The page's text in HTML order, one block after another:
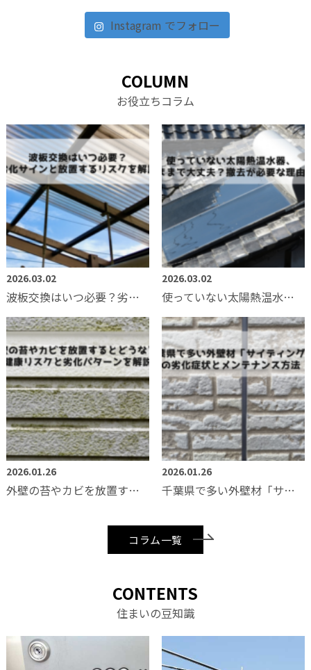
Instagram でフォロー
COLUMN
お役立ちコラム
2026.03.02
波板交換はいつ必要？劣化サインと放置するリスクを解説
2026.03.02
使っていない太陽熱温水器、そのままで大丈夫？撤去が必要な理由とは
2026.01.26
外壁の苔やカビを放置するとどうなる？健康リスクと劣化パターンを解説
2026.01.26
千葉県で多い外壁材「サイディング」の劣化症状とメンテナンス方法
コラム一覧
CONTENTS
住まいの豆知識